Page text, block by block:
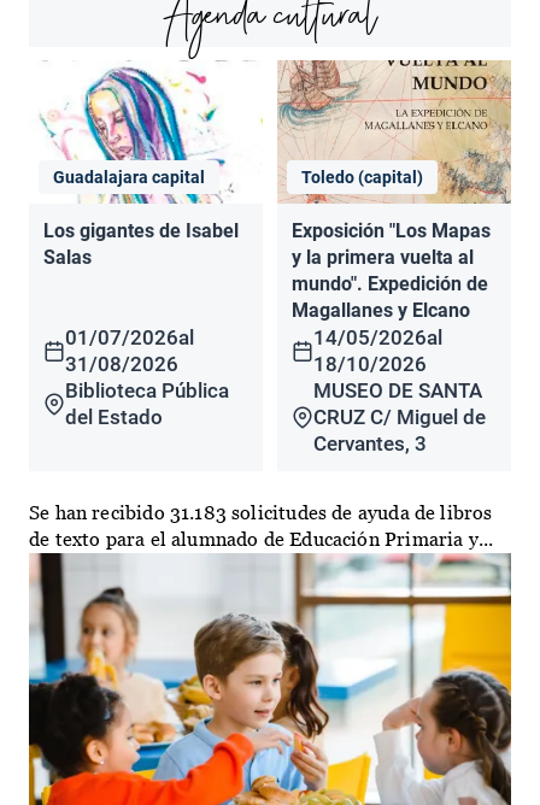
Agenda cultural
Guadalajara capital
Los gigantes de Isabel
Salas
01/07/2026al
31/08/2026
Biblioteca Pública
del Estado
Toledo (capital)
Exposición "Los Mapas
y la primera vuelta al
mundo". Expedición de
Magallanes y Elcano
14/05/2026al
18/10/2026
MUSEO DE SANTA
CRUZ C/ Miguel de
Cervantes, 3
Se han recibido 31.183 solicitudes de ayuda de libros
de texto para el alumnado de Educación Primaria y...